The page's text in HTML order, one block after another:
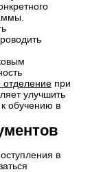
отделение при
улучшить
обучению в
в